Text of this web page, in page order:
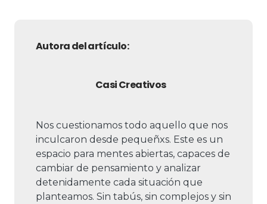
Autora del artículo:
Casi Creativos
Nos cuestionamos todo aquello que nos
inculcaron desde pequeñxs. Este es un
espacio para mentes abiertas, capaces de
cambiar de pensamiento y analizar
detenidamente cada situación que
planteamos. Sin tabús, sin complejos y sin